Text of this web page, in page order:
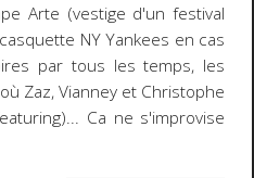
Arte (vestige d'un festival
NY Yankees en cas
par tous les temps, les
Zaz, Vianney et Christophe
Ca ne s'improvise